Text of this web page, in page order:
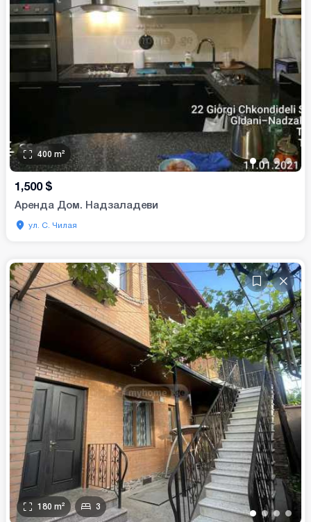
••••
400 m²
1,500 $
Аренда Дом. Надзаладеви
ул. С. Чилая
• •• •
180 m² 3